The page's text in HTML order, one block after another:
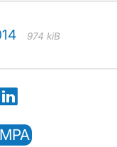
974 kiB